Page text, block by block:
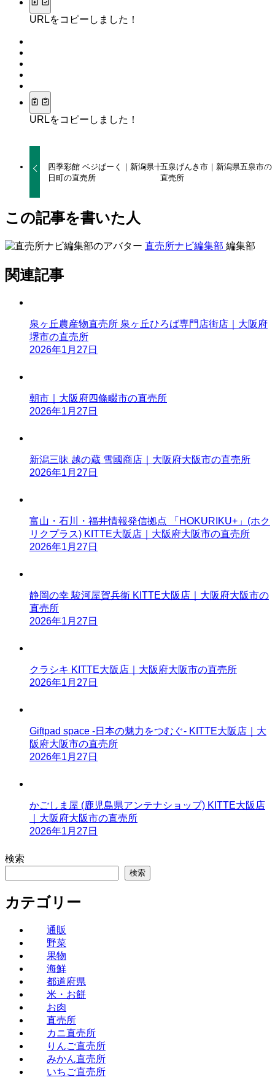
URLをコピーしました！
URLをコピーしました！
四季彩館 ベジぱーく｜新潟県十
日町の直売所
五泉げんき市｜新潟県五泉市の
直売所
この記事を書いた人
直売所ナビ編集部 編集部
関連記事
泉ヶ丘農産物直売所 泉ヶ丘ひろば専門店街店｜大阪府
堺市の直売所
2026年1月27日
朝市｜大阪府四條畷市の直売所
2026年1月27日
新潟三昧 越の蔵 雪國商店｜大阪府大阪市の直売所
2026年1月27日
富山・石川・福井情報発信拠点 「HOKURIKU+」(ホク
リクプラス) KITTE大阪店｜大阪府大阪市の直売所
2026年1月27日
静岡の幸 駿河屋賀兵衛 KITTE大阪店｜大阪府大阪市の
直売所
2026年1月27日
クラシキ KITTE大阪店｜大阪府大阪市の直売所
2026年1月27日
Giftpad space -日本の魅力をつむぐ- KITTE大阪店｜大
阪府大阪市の直売所
2026年1月27日
かごしま屋 (鹿児島県アンテナショップ) KITTE大阪店
｜大阪府大阪市の直売所
2026年1月27日
検索
検索
カテゴリー
通販
野菜
果物
海鮮
都道府県
米・お餅
お肉
直売所
カニ直売所
りんご直売所
みかん直売所
いちご直売所